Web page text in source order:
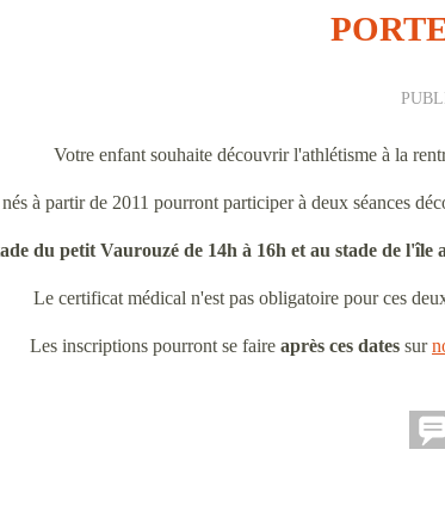
Votre enfant souhaite découvrir l'athlétisme à la
à partir de 2011 pourront participer à deux séances
du petit Vaurouzé de 14h à 16h et au stade de l'île
Le certificat médical n'est pas obligatoire pour ces
Les inscriptions pourront se faire après ces dates sur